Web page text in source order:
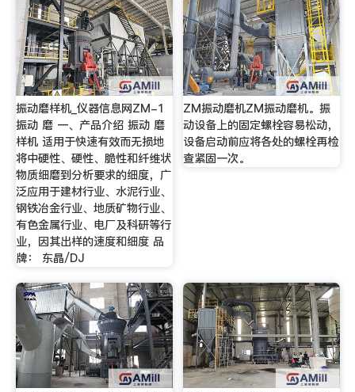
振动磨样机_仪器信息网ZM-1
振动 磨 一、产品介绍 振动 磨
样机 适用于快速有效而无损地
将中硬性、硬性、脆性和纤维状
物质细磨到分析要求的细度，广
泛应用于建材行业、水泥行业、
钢铁冶金行业、地质矿物行业、
有色金属行业、电厂及科研等行
业，因其出样的速度和细度 品
牌： 东晶/DJ
ZM振动磨机ZM振动磨机。振
动设备上的固定螺栓容易松动，
设备启动前应将各处的螺栓再检
查紧固一次。